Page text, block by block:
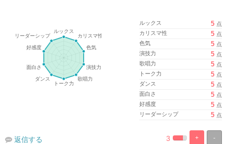
ルックス 5 点
カリスマ性
5 点
色気
5 点
演技力
5 点
歌唱力
5 点
トーク力
5 点
ダンス
5 点
面白さ
5 点
好感度
5 点
リーダーシップ
5 点
-
+
% 100%
3
返信する